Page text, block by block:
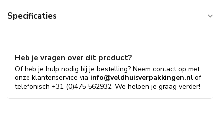
Specificaties
Heb je vragen over dit product?
Of heb je hulp nodig bij je bestelling? Neem contact op met
onze klantenservice via info@veldhuisverpakkingen.nl of
telefonisch +31 (0)475 562932. We helpen je graag verder!